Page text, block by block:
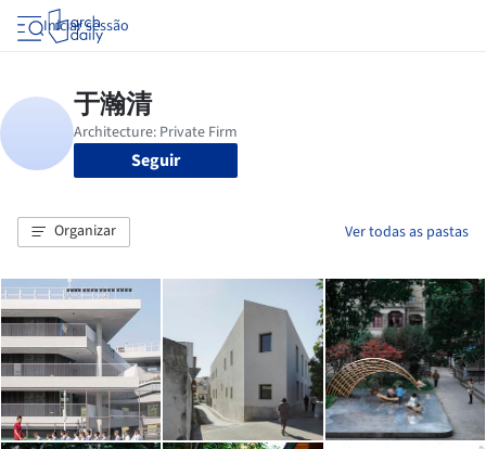
Iniciar sessão
Seguir
Organizar Ver todas as pastas